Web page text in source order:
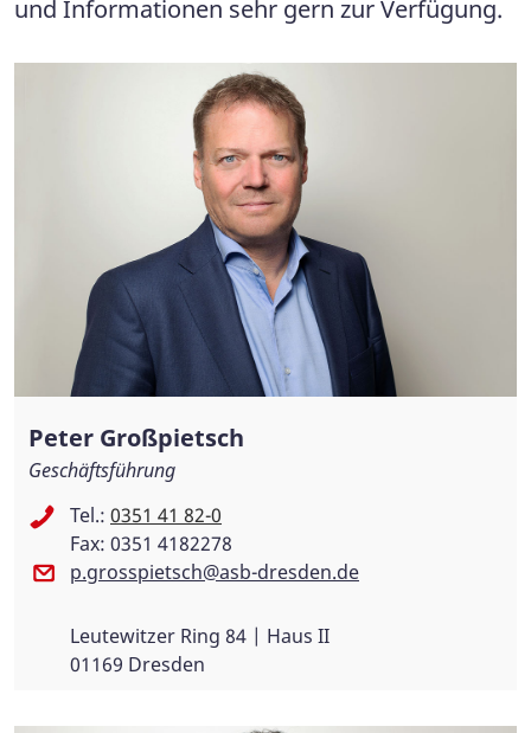
und Informationen sehr gern zur Verfügung.
Peter Großpietsch
Geschäftsführung
Tel.: 0351 41 82-0
Fax: 0351 4182278
p.grosspietsch@asb-dresden.de
Leutewitzer Ring 84 | Haus II
01169 Dresden